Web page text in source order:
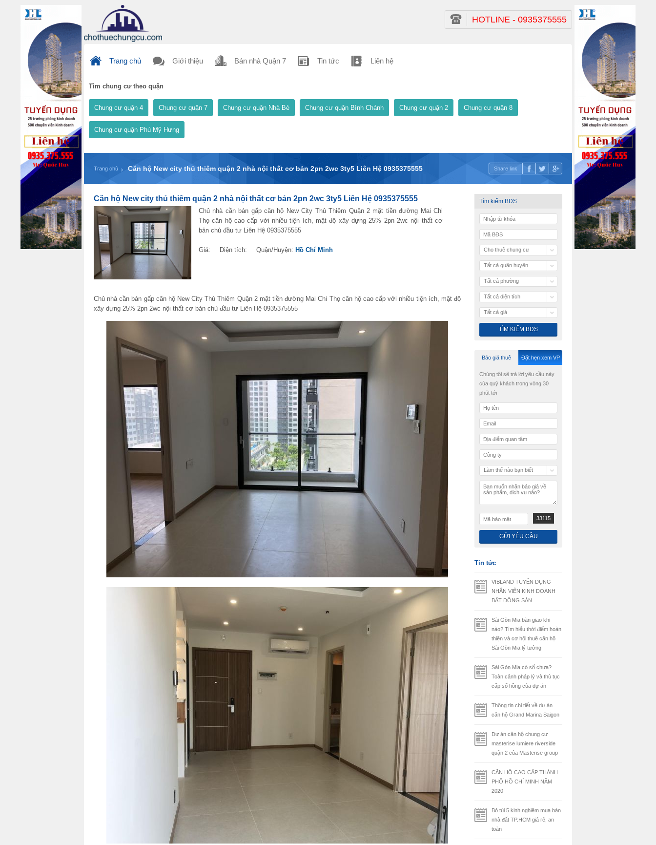
HOTLINE - 0935375555
Trang chủ Giới thiệu Bán nhà Quận 7 Tin tức Liên hệ
Tìm chung cư theo quận
Chung cư quận 4 Chung cư quận 7 Chung cư quận Nhà Bè Chung cư quận Bình Chánh Chung cư quận 2 Chung cư quận 8
Chung cư quận Phú Mỹ Hưng
Trang chủ Căn hộ New city thủ thiêm quận 2 nhà nội thất cơ bản 2pn 2wc 3ty5 Liên Hệ 0935375555 Share link
Căn hộ New city thủ thiêm quận 2 nhà nội thất cơ bản 2pn 2wc 3ty5 Liên Hệ 0935375555
Chủ nhà cần bán gấp căn hộ New City Thủ Thiêm Quận 2 mặt tiền đường Mai Chi
Thọ căn hộ cao cấp với nhiều tiện ích, mật độ xây dựng 25% 2pn 2wc nội thất cơ
bản chủ đầu tư Liên Hệ 0935375555
Giá: Diện tích: Quận/Huyện: Hồ Chí Minh
Chủ nhà cần bán gấp căn hộ New City Thủ Thiêm Quận 2 mặt tiền đường Mai Chi Thọ căn hộ cao cấp với nhiều tiện ích, mật độ
xây dựng 25% 2pn 2wc nội thất cơ bản chủ đầu tư Liên Hệ 0935375555
Tìm kiếm BĐS
Cho thuê chung cư
Tất cả quận huyện
Tất cả phường
Tất cả diện tích
Tất cả giá
Báo giá thuê Đặt hẹn xem VP
Chúng tôi sẽ trả lời yêu cầu này
của quý khách trong vòng 30
phút tới
Làm thế nào bạn biết
33115
Tin tức
VIBLAND TUYỂN DỤNG
NHÂN VIÊN KINH DOANH
BẤT ĐỘNG SẢN
Sài Gòn Mia bàn giao khi
nào? Tìm hiểu thời điểm hoàn
thiện và cơ hội thuê căn hộ
Sài Gòn Mia lý tưởng
Sài Gòn Mia có sổ chưa?
Toàn cảnh pháp lý và thủ tục
cấp sổ hồng của dự án
Thông tin chi tiết về dự án
căn hộ Grand Marina Saigon
Dư án căn hộ chung cư
masterise lumiere riverside
quận 2 của Masterise group
CĂN HỘ CAO CẤP THÀNH
PHỐ HỒ CHÍ MINH NĂM
2020
Bỏ túi 5 kinh nghiệm mua bán
nhà đất TP.HCM giá rẻ, an
toàn